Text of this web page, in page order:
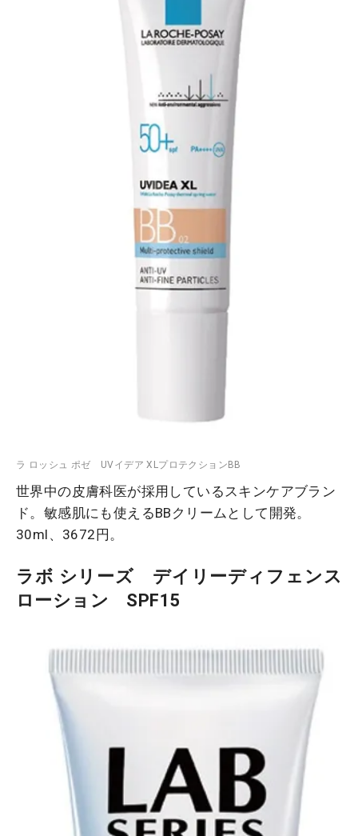
ラ ロッシュ ポゼ UVイデア XLプロテクションBB
世界中の皮膚科医が採用しているスキンケアブラン
ド。敏感肌にも使えるBBクリームとして開発。
30ml、3672円。
ラボ シリーズ デイリーディフェンス
ローション SPF15